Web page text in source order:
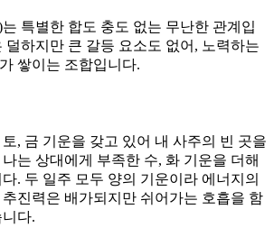
특별한 합도 충도 없는 무난한 관계입
덜하지만 큰 갈등 요소도 없어, 노력하는
쌓이는 조합입니다.
, 금 기운을 갖고 있어 내 사주의 빈 곳을
는 상대에게 부족한 수, 화 기운을 더해
. 두 일주 모두 양의 기운이라 에너지의
진력은 배가되지만 쉬어가는 호흡을 함
다.